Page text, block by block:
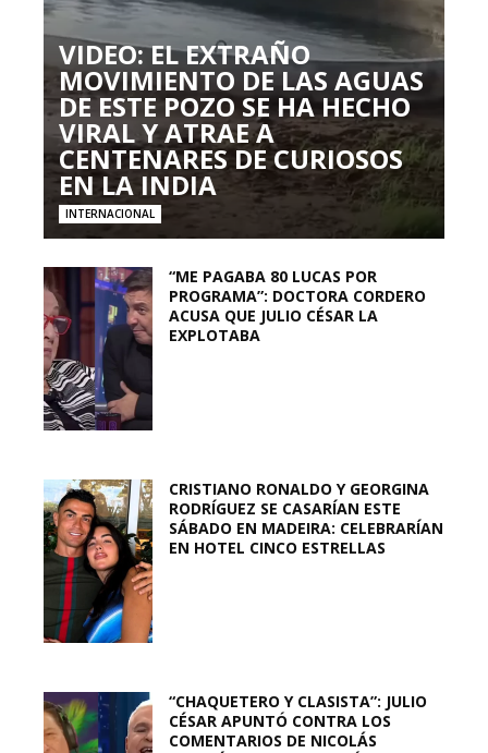
VIDEO: EL EXTRAÑO
MOVIMIENTO DE LAS AGUAS
DE ESTE POZO SE HA HECHO
VIRAL Y ATRAE A
CENTENARES DE CURIOSOS
EN LA INDIA
INTERNACIONAL
“ME PAGABA 80 LUCAS POR
PROGRAMA”: DOCTORA CORDERO
ACUSA QUE JULIO CÉSAR LA
EXPLOTABA
CRISTIANO RONALDO Y GEORGINA
RODRÍGUEZ SE CASARÍAN ESTE
SÁBADO EN MADEIRA: CELEBRARÍAN
EN HOTEL CINCO ESTRELLAS
“CHAQUETERO Y CLASISTA”: JULIO
CÉSAR APUNTÓ CONTRA LOS
COMENTARIOS DE NICOLÁS